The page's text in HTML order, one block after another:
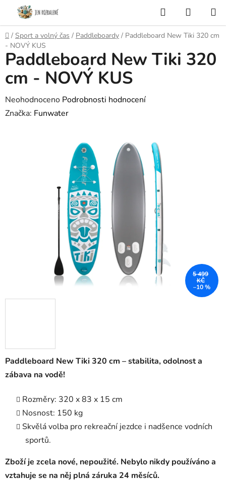
Přejít
obsah
Hledat
KOŠÍK
Domů
/ Sport a volný čas / Paddleboardy / Paddleboard New Tiki 320 cm
- NOVÝ KUS
Paddleboard New Tiki 320 cm – stabilita, odolnost a
zábava na vodě!
Rozměry: 320 x 83 x 15 cm
Nosnost: 150 kg
Skvělá volba pro rekreační jezdce i nadšence vodních
sportů.
Zboží je zcela nové, nepoužité. Nebylo nikdy používáno a
vztahuje se na něj plná záruka 24 měsíců.
Paddleboard New Tiki 320
cm - NOVÝ KUS
Průměrné
hodnocení
Neohodnoceno Podrobnosti hodnocení
Značka: Funwater
5 499
KČ
–10 %